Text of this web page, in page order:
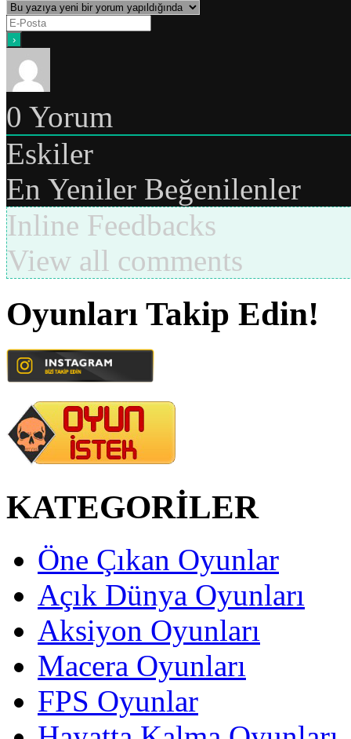
0 Yorum
Eskiler
En Yeniler Beğenilenler
Inline Feedbacks
View all comments
Oyunları Takip Edin!
KATEGORİLER
Öne Çıkan Oyunlar
Açık Dünya Oyunları
Aksiyon Oyunları
Macera Oyunları
FPS Oyunlar